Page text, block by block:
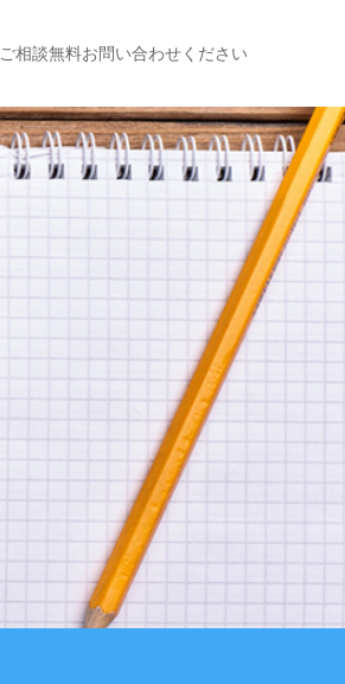
ご相談無料お問い合わせください